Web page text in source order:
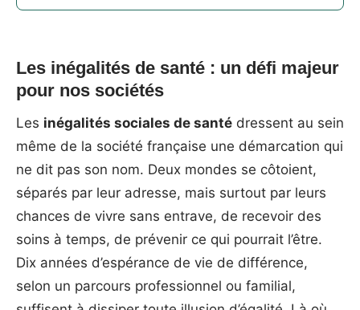
Les inégalités de santé : un défi majeur
pour nos sociétés
Les inégalités sociales de santé dressent au sein
même de la société française une démarcation qui
ne dit pas son nom. Deux mondes se côtoient,
séparés par leur adresse, mais surtout par leurs
chances de vivre sans entrave, de recevoir des
soins à temps, de prévenir ce qui pourrait l’être.
Dix années d’espérance de vie de différence,
selon un parcours professionnel ou familial,